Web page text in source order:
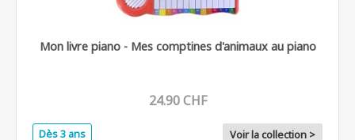
Mon livre piano - Mes comptines d'animaux au piano
24.90 CHF
Dès 3 ans Voir la collection >